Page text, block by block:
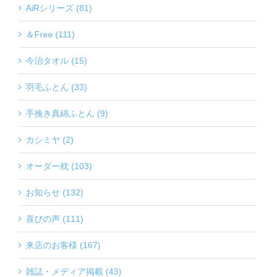
AiRシリーズ (81)
＆Free (111)
今治タオル (15)
羽毛ふとん (33)
手挽き真綿ふとん (9)
カシミヤ (2)
オーダー枕 (103)
お知らせ (132)
喜びの声 (111)
来店のお客様 (167)
雑誌・メディア掲載 (43)